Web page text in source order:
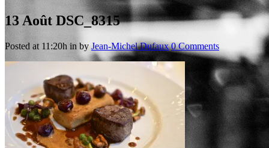
13 Août DSC_8315
Posted at 11:20h in by Jean-Michel Dufaux 0 Comments